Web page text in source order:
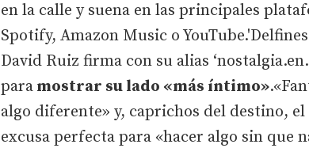
en la calle y suena en las principales
Spotify, Amazon Music o
David Ruiz firma con su alias
para mostrar su lado «más íntimo»
algo diferente» y, caprichos del destino,
excusa perfecta para «hacer algo sin que